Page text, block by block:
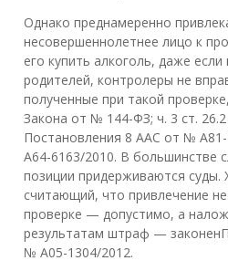
Однако преднамеренно
несовершеннолетнее лицо к
его купить алкоголь, даже если
родителей, контролеры не
полученные при такой
Закона от № 144-ФЗ; ч. 3 ст.
Постановления 8 ААС от №
А64-6163/2010. В большинстве
позиции придерживаются суды.
считающий, что привлечение
проверке — допустимо, а
результатам штраф —
№ А05-1304/2012.